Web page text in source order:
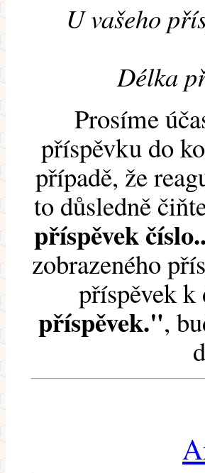
U vašeho
Délka
Prosíme
příspěvku do
případě, že
to důsledně
příspěvek
zobrazeného
příspěvek
příspěvek.",